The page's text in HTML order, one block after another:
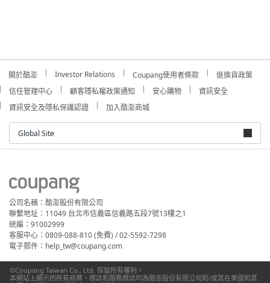
關於酷澎 Investor Relations Coupang使用者條款
退換貨政策
信任管理中心
顧客隱私權政策通知 安心購物
資訊安全
資訊安全及隱私保護認證
加入酷澎商城
Global Site
公司名稱：酷澎股份有限公司
聯繫地址：11049 台北市信義區信義路五段7號13樓之1
統編：91002999
客服中心：0809-088-810 (免費) / 02-5592-7298
電子郵件：help_tw@coupang.com
©Coupang Taiwan Co., Ltd. 保留所有權利。
本網站上顯示的所有商標、標誌和服務標誌均為酷澎股份有限公司和/或其在美國和其